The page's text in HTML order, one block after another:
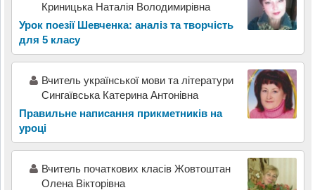
Криницька Наталія Володимирівна
Урок поезії Шевченка: аналіз та творчість
для 5 класу
Вчитель української мови та літератури
Сингаївська Катерина Антонівна
Правильне написання прикметників на
уроці
Вчитель початкових класів Жовтоштан
Олена Вікторівна